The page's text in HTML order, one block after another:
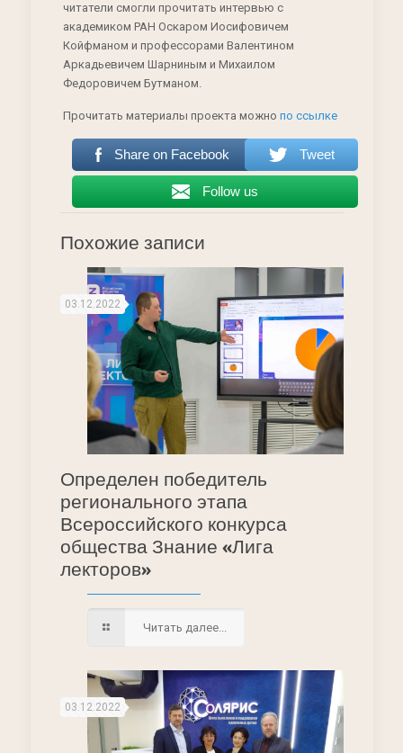
читатели смогли прочитать интервью с
академиком РАН Оскаром Иосифовичем
Койфманом и профессорами Валентином
Аркадьевичем Шарниным и Михаилом
Федоровичем Бутманом.
Прочитать материалы проекта можно по ссылке
Share on Facebook Tweet
Follow us
Похожие записи
03.12.2022
Определен победитель
регионального этапа
Всероссийского конкурса
общества Знание «Лига
лекторов»
Читать далее...
03.12.2022